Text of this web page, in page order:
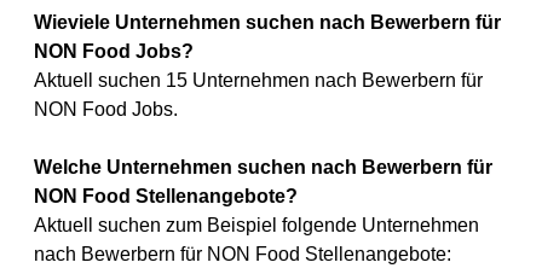
Wieviele Unternehmen suchen nach Bewerbern für
NON Food Jobs?
Aktuell suchen 15 Unternehmen nach Bewerbern für
NON Food Jobs.
Welche Unternehmen suchen nach Bewerbern für
NON Food Stellenangebote?
Aktuell suchen zum Beispiel folgende Unternehmen
nach Bewerbern für NON Food Stellenangebote: